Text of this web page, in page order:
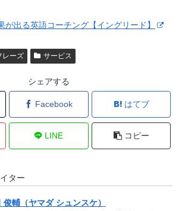
が出る英語コーチング【イングリード】
レーズ サービス
シェアする
Facebook はてブ
LINE コピー
ター
俊輔（ヤマダ シュンスケ）